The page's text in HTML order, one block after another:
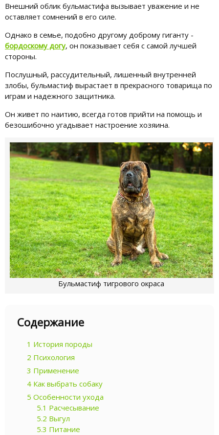
Внешний облик бульмастифа вызывает уважение и не
оставляет сомнений в его силе.
Однако в семье, подобно другому доброму гиганту -
бордоскому догу, он показывает себя с самой лучшей
стороны.
Послушный, рассудительный, лишенный внутренней
злобы, бульмастиф вырастает в прекрасного товарища по
играм и надежного защитника.
Он живет по наитию, всегда готов прийти на помощь и
безошибочно угадывает настроение хозяина.
Бульмастиф тигрового окраса
Содержание
1 История породы
2 Психология
3 Применение
4 Как выбрать собаку
5 Особенности ухода
5.1 Расчесывание
5.2 Выгул
5.3 Питание